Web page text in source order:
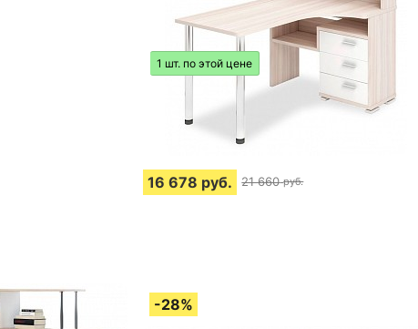
1 шт. по этой цене
16 678 руб. 21 660 руб.